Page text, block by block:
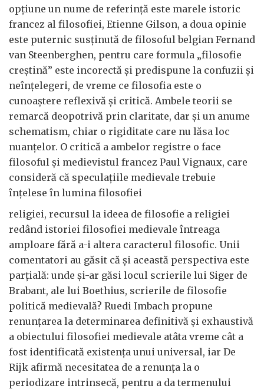
opțiune un nume de referință este marele istoric
francez al filosofiei, Etienne Gilson, a doua opinie
este puternic susținută de filosoful belgian Fernand
van Steenberghen, pentru care formula „filosofie
creștină” este incorectă și predispune la confuzii și
neînțelegeri, de vreme ce filosofia este o
cunoaștere reflexivă și critică. Ambele teorii se
remarcă deopotrivă prin claritate, dar și un anume
schematism, chiar o rigiditate care nu lăsa loc
nuanțelor. O critică a ambelor registre o face
filosoful și medievistul francez Paul Vignaux, care
consideră că speculațiile medievale trebuie
înțelese în lumina filosofiei
religiei, recursul la ideea de filosofie a religiei
redând istoriei filosofiei medievale întreaga
amploare fără a-i altera caracterul filosofic. Unii
comentatori au găsit că și această perspectiva este
parțială: unde și-ar găsi locul scrierile lui Siger de
Brabant, ale lui Boethius, scrierile de filosofie
politică medievală? Ruedi Imbach propune
renunțarea la determinarea definitivă și exhaustivă
a obiectului filosofiei medievale atâta vreme cât a
fost identificată existența unui universal, iar De
Rijk afirmă necesitatea de a renunța la o
periodizare intrinsecă, pentru a da termenului